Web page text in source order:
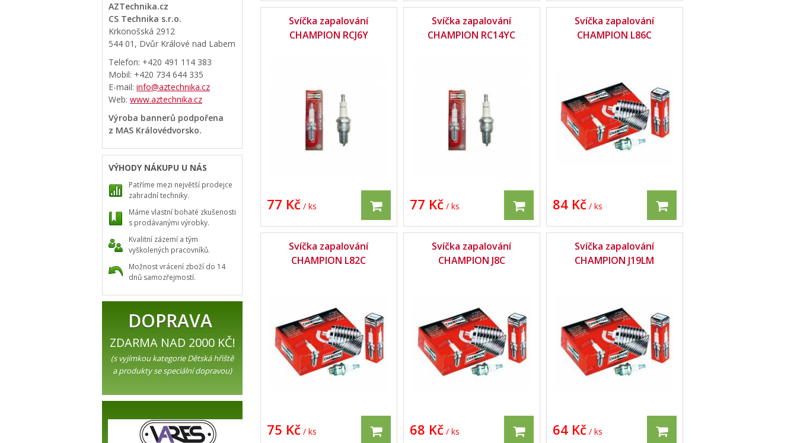
Svíčka zapalování
CHAMPION RCJ6Y
77 Kč / ks
Svíčka zapalování
CHAMPION RC14YC
77 Kč / ks
Svíčka zapalování
CHAMPION L86C
84 Kč / ks
Svíčka zapalování
CHAMPION L82C
75 Kč / ks
Svíčka zapalování
CHAMPION J8C
68 Kč / ks
Svíčka zapalování
CHAMPION J19LM
64 Kč / ks
AZTechnika.cz
CS Technika s.r.o.
Krkonošská 2912
544 01, Dvůr Králové nad Labem
Telefon: +420 491 114 383
Mobil: +420 734 644 335
E-mail: info@aztechnika.cz
Web: www.aztechnika.cz
Výroba bannerů podpořena
z MAS Královédvorsko.
VÝHODY NÁKUPU U NÁS
Patříme mezi největší prodejce
zahradní techniky.
Máme vlastní bohaté zkušenosti
s prodávanými výrobky.
Kvalitní zázemí a tým
vyškolených pracovníků.
Možnost vrácení zboží do 14
dnů samozřejmostí.
DOPRAVA
ZDARMA NAD 2000 KČ!
(s vyjímkou kategorie Dětská hřiště
a produkty se speciální dopravou)